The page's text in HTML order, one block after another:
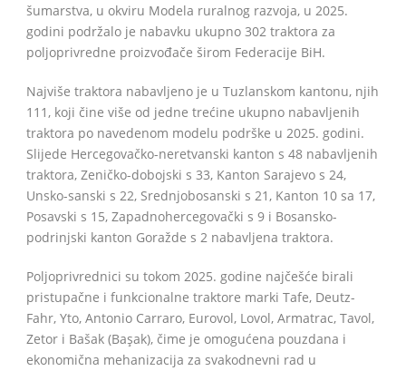
šumarstva, u okviru Modela ruralnog razvoja, u 2025.
godini podržalo je nabavku ukupno 302 traktora za
poljoprivredne proizvođače širom Federacije BiH.
Najviše traktora nabavljeno je u Tuzlanskom kantonu, njih
111, koji čine više od jedne trećine ukupno nabavljenih
traktora po navedenom modelu podrške u 2025. godini.
Slijede Hercegovačko-neretvanski kanton s 48 nabavljenih
traktora, Zeničko-dobojski s 33, Kanton Sarajevo s 24,
Unsko-sanski s 22, Srednjobosanski s 21, Kanton 10 sa 17,
Posavski s 15, Zapadnohercegovački s 9 i Bosansko-
podrinjski kanton Goražde s 2 nabavljena traktora.
Poljoprivrednici su tokom 2025. godine najčešće birali
pristupačne i funkcionalne traktore marki Tafe, Deutz-
Fahr, Yto, Antonio Carraro, Eurovol, Lovol, Armatrac, Tavol,
Zetor i Bašak (Başak), čime je omogućena pouzdana i
ekonomična mehanizacija za svakodnevni rad u